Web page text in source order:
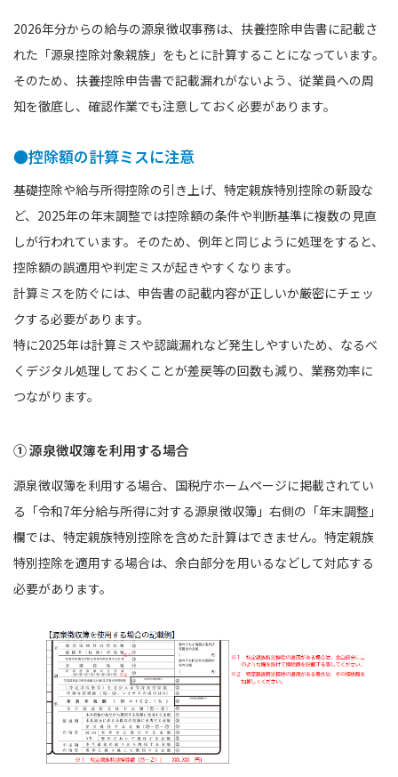
2026年分からの給与の源泉徴収事務は、扶養控除申告書に記載さ
れた「源泉控除対象親族」をもとに計算することになっています。
そのため、扶養控除申告書で記載漏れがないよう、従業員への周
知を徹底し、確認作業でも注意しておく必要があります。
●控除額の計算ミスに注意
基礎控除や給与所得控除の引き上げ、特定親族特別控除の新設な
ど、2025年の年末調整では控除額の条件や判断基準に複数の見直
しが行われています。そのため、例年と同じように処理をすると、
控除額の誤適用や判定ミスが起きやすくなります。
計算ミスを防ぐには、申告書の記載内容が正しいか厳密にチェッ
クする必要があります。
特に2025年は計算ミスや認識漏れなど発生しやすいため、なるべ
くデジタル処理しておくことが差戻等の回数も減り、業務効率に
つながります。
① 源泉徴収簿を利用する場合
源泉徴収簿を利用する場合、国税庁ホームページに掲載されてい
る「令和7年分給与所得に対する源泉徴収簿」右側の「年末調整」
欄では、特定親族特別控除を含めた計算はできません。特定親族
特別控除を適用する場合は、余白部分を用いるなどして対応する
必要があります。